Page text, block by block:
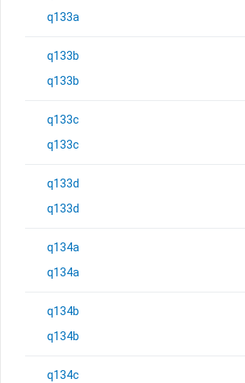
q133a
q133b
q133b
q133c
q133c
q133d
q133d
q134a
q134a
q134b
q134b
q134c